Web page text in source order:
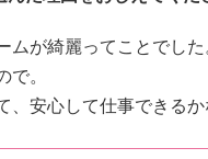
が綺麗ってことでした
で。
安心して仕事できるか